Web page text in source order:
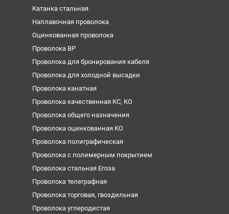
Катанка стальная
Наплавочная проволока
Оцинкованная проволока
Проволока ВР
Проволока для бронирования кабеля
Проволока для холодной высадки
Проволока канатная
Проволока качественная КС, КО
Проволока общего назначения
Проволока оцинкованная КО
Проволока полиграфическая
Проволока с полимерным покрытием
Проволока стальная Егоза
Проволока телеграфная
Проволока торговая, гвоздильная
Проволока углеродистая